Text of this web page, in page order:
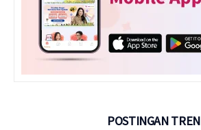
POSTINGAN TREN